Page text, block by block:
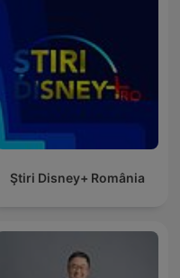
Ştiri Disney+ România